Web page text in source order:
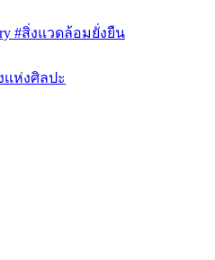
#สิ่งแวดล้อมยั่งยืน
แห่งศิลปะ